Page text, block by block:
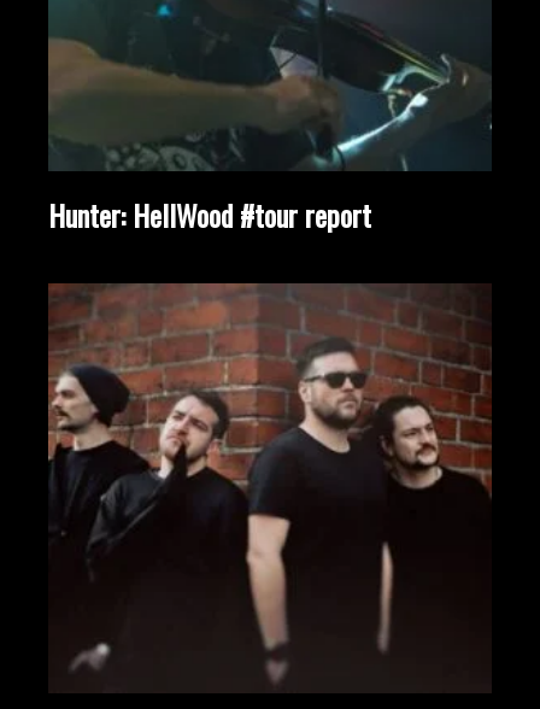
Hunter: HellWood #tour report